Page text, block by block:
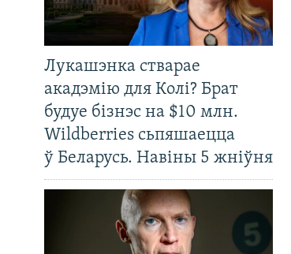
Лукашэнка стварае
акадэмію для Колі? Брат
будуе бізнэс на $10 млн.
Wildberries сьпяшаецца
ў Беларусь. Навіны 5 жніўня